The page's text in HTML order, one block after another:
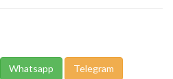
Whatsapp Telegram